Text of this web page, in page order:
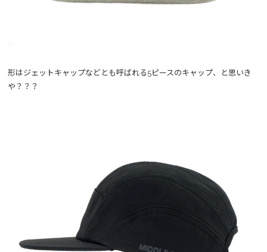
形はジェットキャップなどとも呼ばれる5ピースのキャップ、と思いき
や？？？